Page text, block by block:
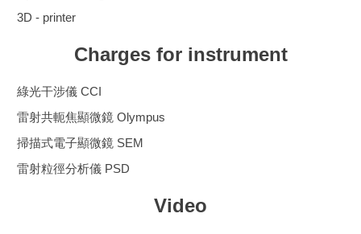
3D - printer
Charges for instrument
綠光干涉儀 CCI
雷射共軛焦顯微鏡 Olympus
掃描式電子顯微鏡 SEM
雷射粒徑分析儀 PSD
Video